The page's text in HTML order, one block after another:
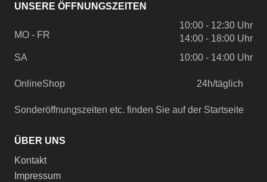
UNSERE ÖFFNUNGSZEITEN
MO - FR
10:00 - 12:30 Uhr
14:00 - 18:00 Uhr
SA
10:00 - 14:00 Uhr
OnlineShop 24h/täglich
Sonderöffnungszeiten etc. finden Sie auf der Startseite
ÜBER UNS
Kontakt
Impressum